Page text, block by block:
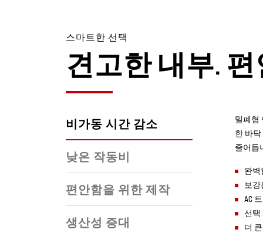
스마트한 선택
견고한 내부.
비가동 시간 감소
낮은 작동비
편안함을 위한 제작
생산성 증대
밀폐형
한 바
줄어듭
완벽
보
AC
선택
더